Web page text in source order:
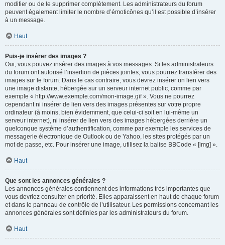
modifier ou de le supprimer complètement. Les administrateurs du forum
peuvent également limiter le nombre d’émoticônes qu’il est possible d’insérer
à un message.
Haut
Puis-je insérer des images ?
Oui, vous pouvez insérer des images à vos messages. Si les administrateurs
du forum ont autorisé l’insertion de pièces jointes, vous pourrez transférer des
images sur le forum. Dans le cas contraire, vous devrez insérer un lien vers
une image distante, hébergée sur un serveur internet public, comme par
exemple « http://www.exemple.com/mon-image.gif ». Vous ne pourrez
cependant ni insérer de lien vers des images présentes sur votre propre
ordinateur (à moins, bien évidemment, que celui-ci soit en lui-même un
serveur internet), ni insérer de lien vers des images hébergées derrière un
quelconque système d’authentification, comme par exemple les services de
messagerie électronique de Outlook ou de Yahoo, les sites protégés par un
mot de passe, etc. Pour insérer une image, utilisez la balise BBCode « [img] ».
Haut
Que sont les annonces générales ?
Les annonces générales contiennent des informations très importantes que
vous devriez consulter en priorité. Elles apparaissent en haut de chaque forum
et dans le panneau de contrôle de l’utilisateur. Les permissions concernant les
annonces générales sont définies par les administrateurs du forum.
Haut